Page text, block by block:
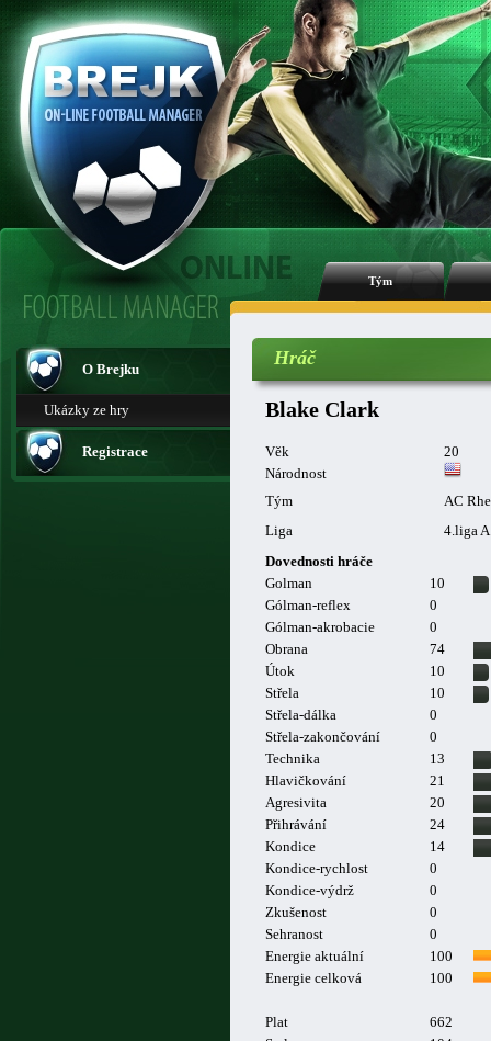
Tým
O Brejku
Ukázky ze hry
Registrace
Hráč
Blake Clark
Věk
20
Národnost
Tým
AC
Liga
4.liga A
Dovednosti hráče
Golman
10
Gólman-reflex
0
Gólman-akrobacie
0
Obrana
74
Útok
10
Střela
10
Střela-dálka
0
Střela-zakončování
0
Technika
13
Hlavičkování
21
Agresivita
20
Přihrávání
24
Kondice
14
Kondice-rychlost
0
Kondice-výdrž
0
Zkušenost
0
Sehranost
0
Energie aktuální
100
Energie celková
100
Plat
662